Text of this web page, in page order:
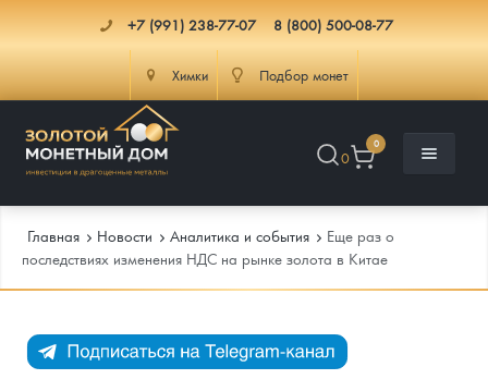
+7 (991) 238-77-07 8 (800) 500-08-77
Химки Подбор монет
0
0
Каталог Монет
Инфо
Главная Новости Аналитика и события
Еще раз о
последствиях изменения НДС на рынке золота в Китае